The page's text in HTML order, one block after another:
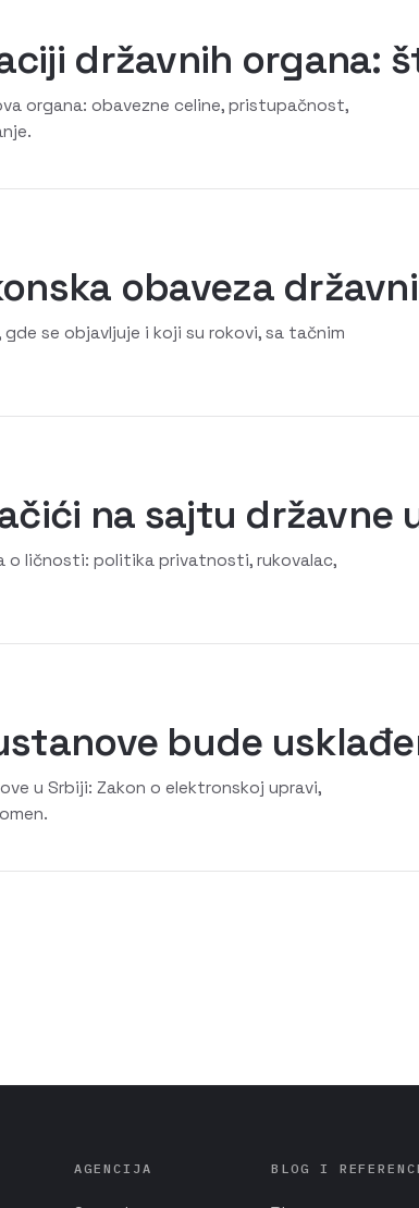
državnih organa:
organa: obavezne celine, pristupačnost,
obaveza
se objavljuje i koji su rokovi, sa tačnim
na sajtu državne
ličnosti: politika privatnosti, rukovalac,
bude
u Srbiji: Zakon o elektronskoj upravi,
AGENCIJA BLOG I